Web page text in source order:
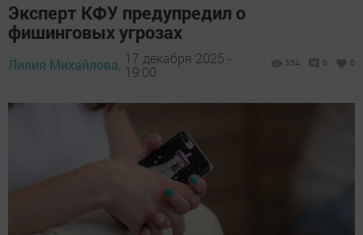
Эксперт КФУ предупредил о
фишинговых угрозах
Лилия Михайлова, 17 декабря 2025 -
19:00
354 0 0